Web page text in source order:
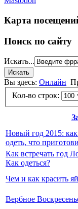
Карта
Поиск по сайту
Искать...
Вы здесь: Онлайн
Кол-во строк:
Новый год 2015: как
одеть, что
Как встречать год
Как одеться?
Чем и как красить
Вербное